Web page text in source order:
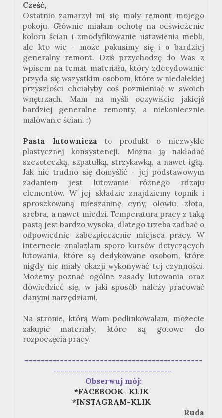
Cześć,
Ostatnio zamarzył mi się mały remont mojego
pokoju. Głównie miałam ochotę na odświeżenie
koloru ścian i zmodyfikowanie ustawienia mebli,
ale kto wie - może pokusimy się i o bardziej
generalny remont. Dziś przychodzę do Was z
wpisem na temat materiału, który zdecydowanie
przyda się wszystkim osobom, które w niedalekiej
przyszłości chciałyby coś pozmieniać w swoich
wnętrzach. Mam na myśli oczywiście jakiejś
bardziej generalne remonty, a niekoniecznie
malowanie ścian. :)
Pasta lutowniczato produkt o niezwykle
plastycznej konsystencji. Można ją nakładać
szczoteczką, szpatułką, strzykawką, a nawet igłą.
Jak nie trudno się domyślić - jej podstawowym
zadaniem jest lutowanie różnego rdzaju
elementów. W jej składzie znajdziemy topnik i
sproszkowaną mieszaninę cyny, ołowiu, złota,
srebra, a nawet miedzi. Temperatura pracy z taką
pastą jest bardzo wysoka, dlatego trzeba zadbać o
odpowiednie zabezpieczenie miejsca pracy. W
internecie znalazłam sporo kursów dotyczących
lutowania, które są dedykowane osobom, które
nigdy nie miały okazji wykonywać tej czynności.
Możemy poznać ogólne zasady lutowania oraz
dowiedzieć się, w jaki sposób należy pracować
danymi narzędziami.
Na stronie, którą Wam podlinkowałam, możecie
zakupić materiały, które są gotowe do
rozpoczęcia pracy.
---------------------------------------------
------------------------------
Obserwuj mój:
*FACEBOOK- KLIK
*INSTAGRAM-KLIK
Ruda